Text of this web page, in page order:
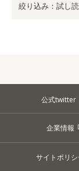
絞り込み：試し
公式twitter
企業情報
サイトポリシ